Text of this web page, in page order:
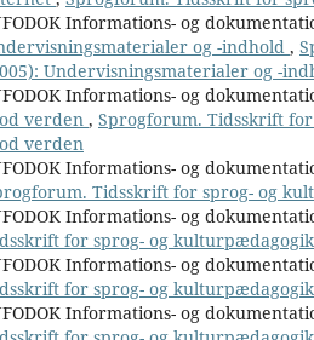
Informations- og
og -indhold ,
Undervisningsmaterialer og -
Informations- og
verden , Sprogforum. Tidsskrift
verden
Informations- og
Tidsskrift for sprog- og
Informations- og
for sprog- og
Informations- og
for sprog- og
Informations- og